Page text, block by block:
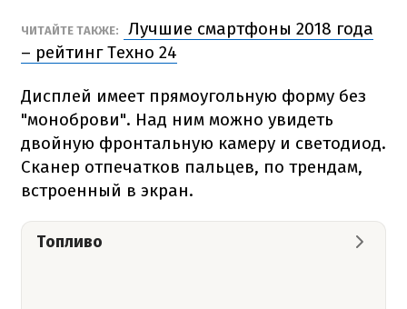
ЧИТАЙТЕ ТАКЖЕ:
Лучшие смартфоны 2018 года
– рейтинг Техно 24
Дисплей имеет прямоугольную форму без
"моноброви". Над ним можно увидеть
двойную фронтальную камеру и светодиод.
Сканер отпечатков пальцев, по трендам,
встроенный в экран.
Топливо